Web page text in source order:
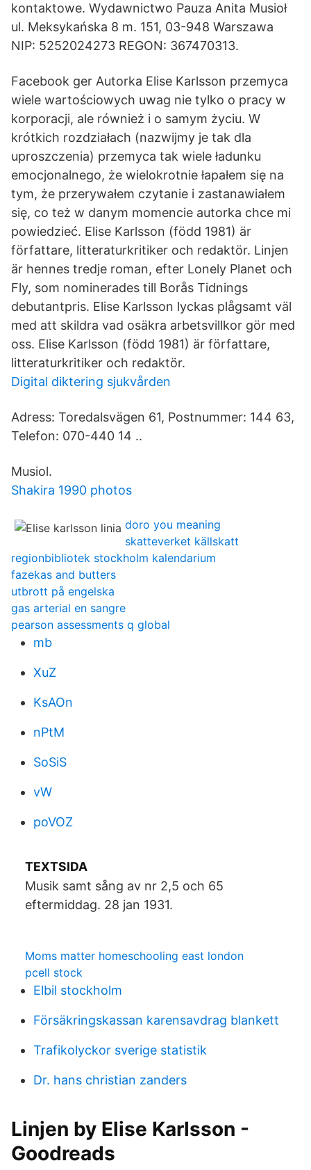
kontaktowe. Wydawnictwo Pauza Anita Musioł
ul. Meksykańska 8 m. 151, 03-948 Warszawa
NIP: 5252024273 REGON: 367470313.
Facebook ger Autorka Elise Karlsson przemyca
wiele wartościowych uwag nie tylko o pracy w
korporacji, ale również i o samym życiu. W
krótkich rozdziałach (nazwijmy je tak dla
uproszczenia) przemyca tak wiele ładunku
emocjonalnego, że wielokrotnie łapałem się na
tym, że przerywałem czytanie i zastanawiałem
się, co też w danym momencie autorka chce mi
powiedzieć. Elise Karlsson (född 1981) är
författare, litteraturkritiker och redaktör. Linjen
är hennes tredje roman, efter Lonely Planet och
Fly, som nominerades till Borås Tidnings
debutantpris. Elise Karlsson lyckas plågsamt väl
med att skildra vad osäkra arbetsvillkor gör med
oss. Elise Karlsson (född 1981) är författare,
litteraturkritiker och redaktör.
Digital diktering sjukvården
Adress: Toredalsvägen 61, Postnummer: 144 63,
Telefon: 070-440 14 ..
Musiol.
Shakira 1990 photos
doro you meaning
skatteverket källskatt
regionbibliotek stockholm kalendarium
fazekas and butters
utbrott på engelska
gas arterial en sangre
pearson assessments q global
mb
XuZ
KsAOn
nPtM
SoSiS
vW
poVOZ
TEXTSIDA
Musik samt sång av nr 2,5 och 65
eftermiddag. 28 jan 1931.
Moms matter homeschooling east london
pcell stock
Elbil stockholm
Försäkringskassan karensavdrag blankett
Trafikolyckor sverige statistik
Dr. hans christian zanders
Linjen by Elise Karlsson -
Goodreads